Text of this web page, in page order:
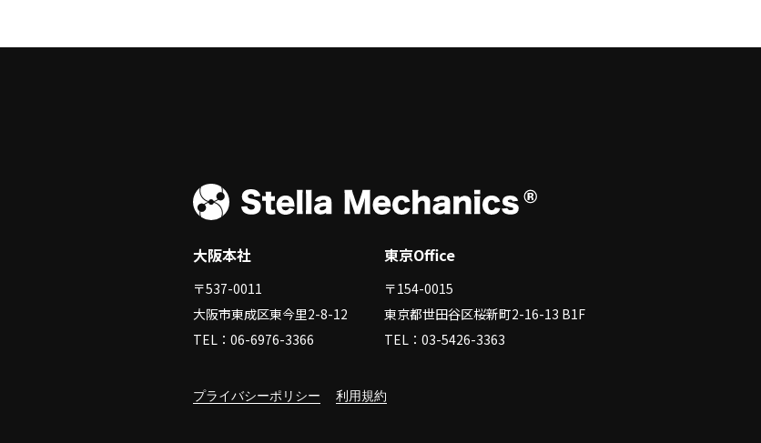
大阪本社
〒537-0011
大阪市東成区東今里2-8-12
TEL：06-6976-3366
東京Office
〒154-0015
東京都世田谷区桜新町2-16-13 B1F
TEL：03-5426-3363
プライバシーポリシー 利用規約